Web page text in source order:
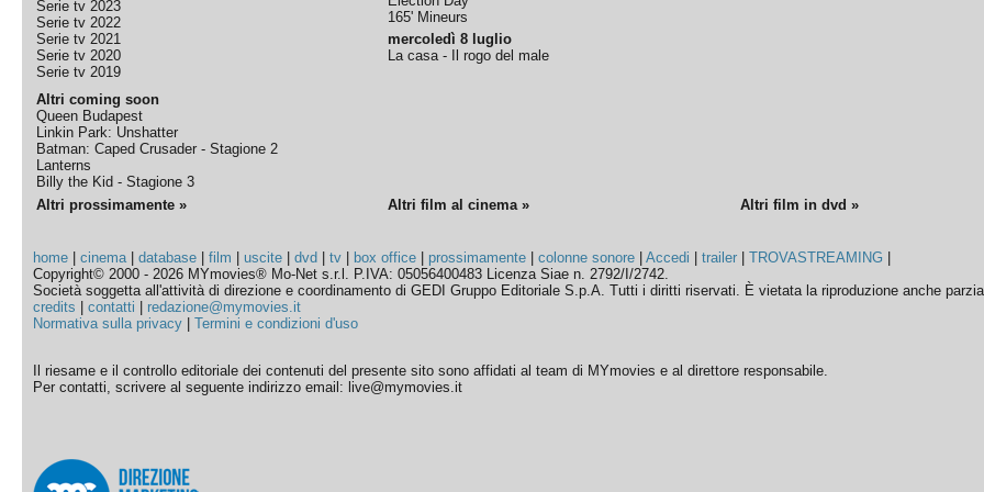
Serie tv 2023
Serie tv 2022
Serie tv 2021
Serie tv 2020
Serie tv 2019
Altri coming soon
Queen Budapest
Linkin Park: Unshatter
Batman: Caped Crusader - Stagione 2
Lanterns
Billy the Kid - Stagione 3
165' Mineurs
mercoledì 8 luglio
La casa - Il rogo del male
Altri prossimamente » Altri film al cinema » Altri film in dvd »
home |cinema|database |film |uscite |dvd |tv box office prossimamente |colonne sonore |Accedi |trailer |TROVASTREAMING
Copyright© 2000 - 2026 MYmovies® Mo-Net s.r.l. P.IVA: 05056400483 Licenza Siae n. 2792/I/2742.
Società soggetta all'attività di direzione e coordinamento di GEDI Gruppo Editoriale S.p.A. Tutti i diritti riservati. È vietata la riproduzione anche
credits |contatti
redazione@mymovies.it
Normativa sulla privacy |Termini e condizioni d'uso
Il riesame e il controllo editoriale dei contenuti del presente sito sono affidati al team di MYmovies e al direttore responsabile.
Per contatti, scrivere al seguente indirizzo email: live@mymovies.it